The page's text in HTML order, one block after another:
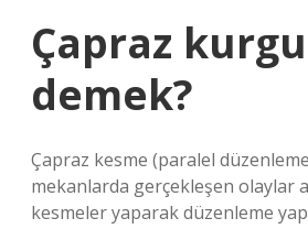
Çapraz
demek?
Çapraz kesme (paralel
mekanlarda gerçekleşen olaylar
kesmeler yaparak düzenleme